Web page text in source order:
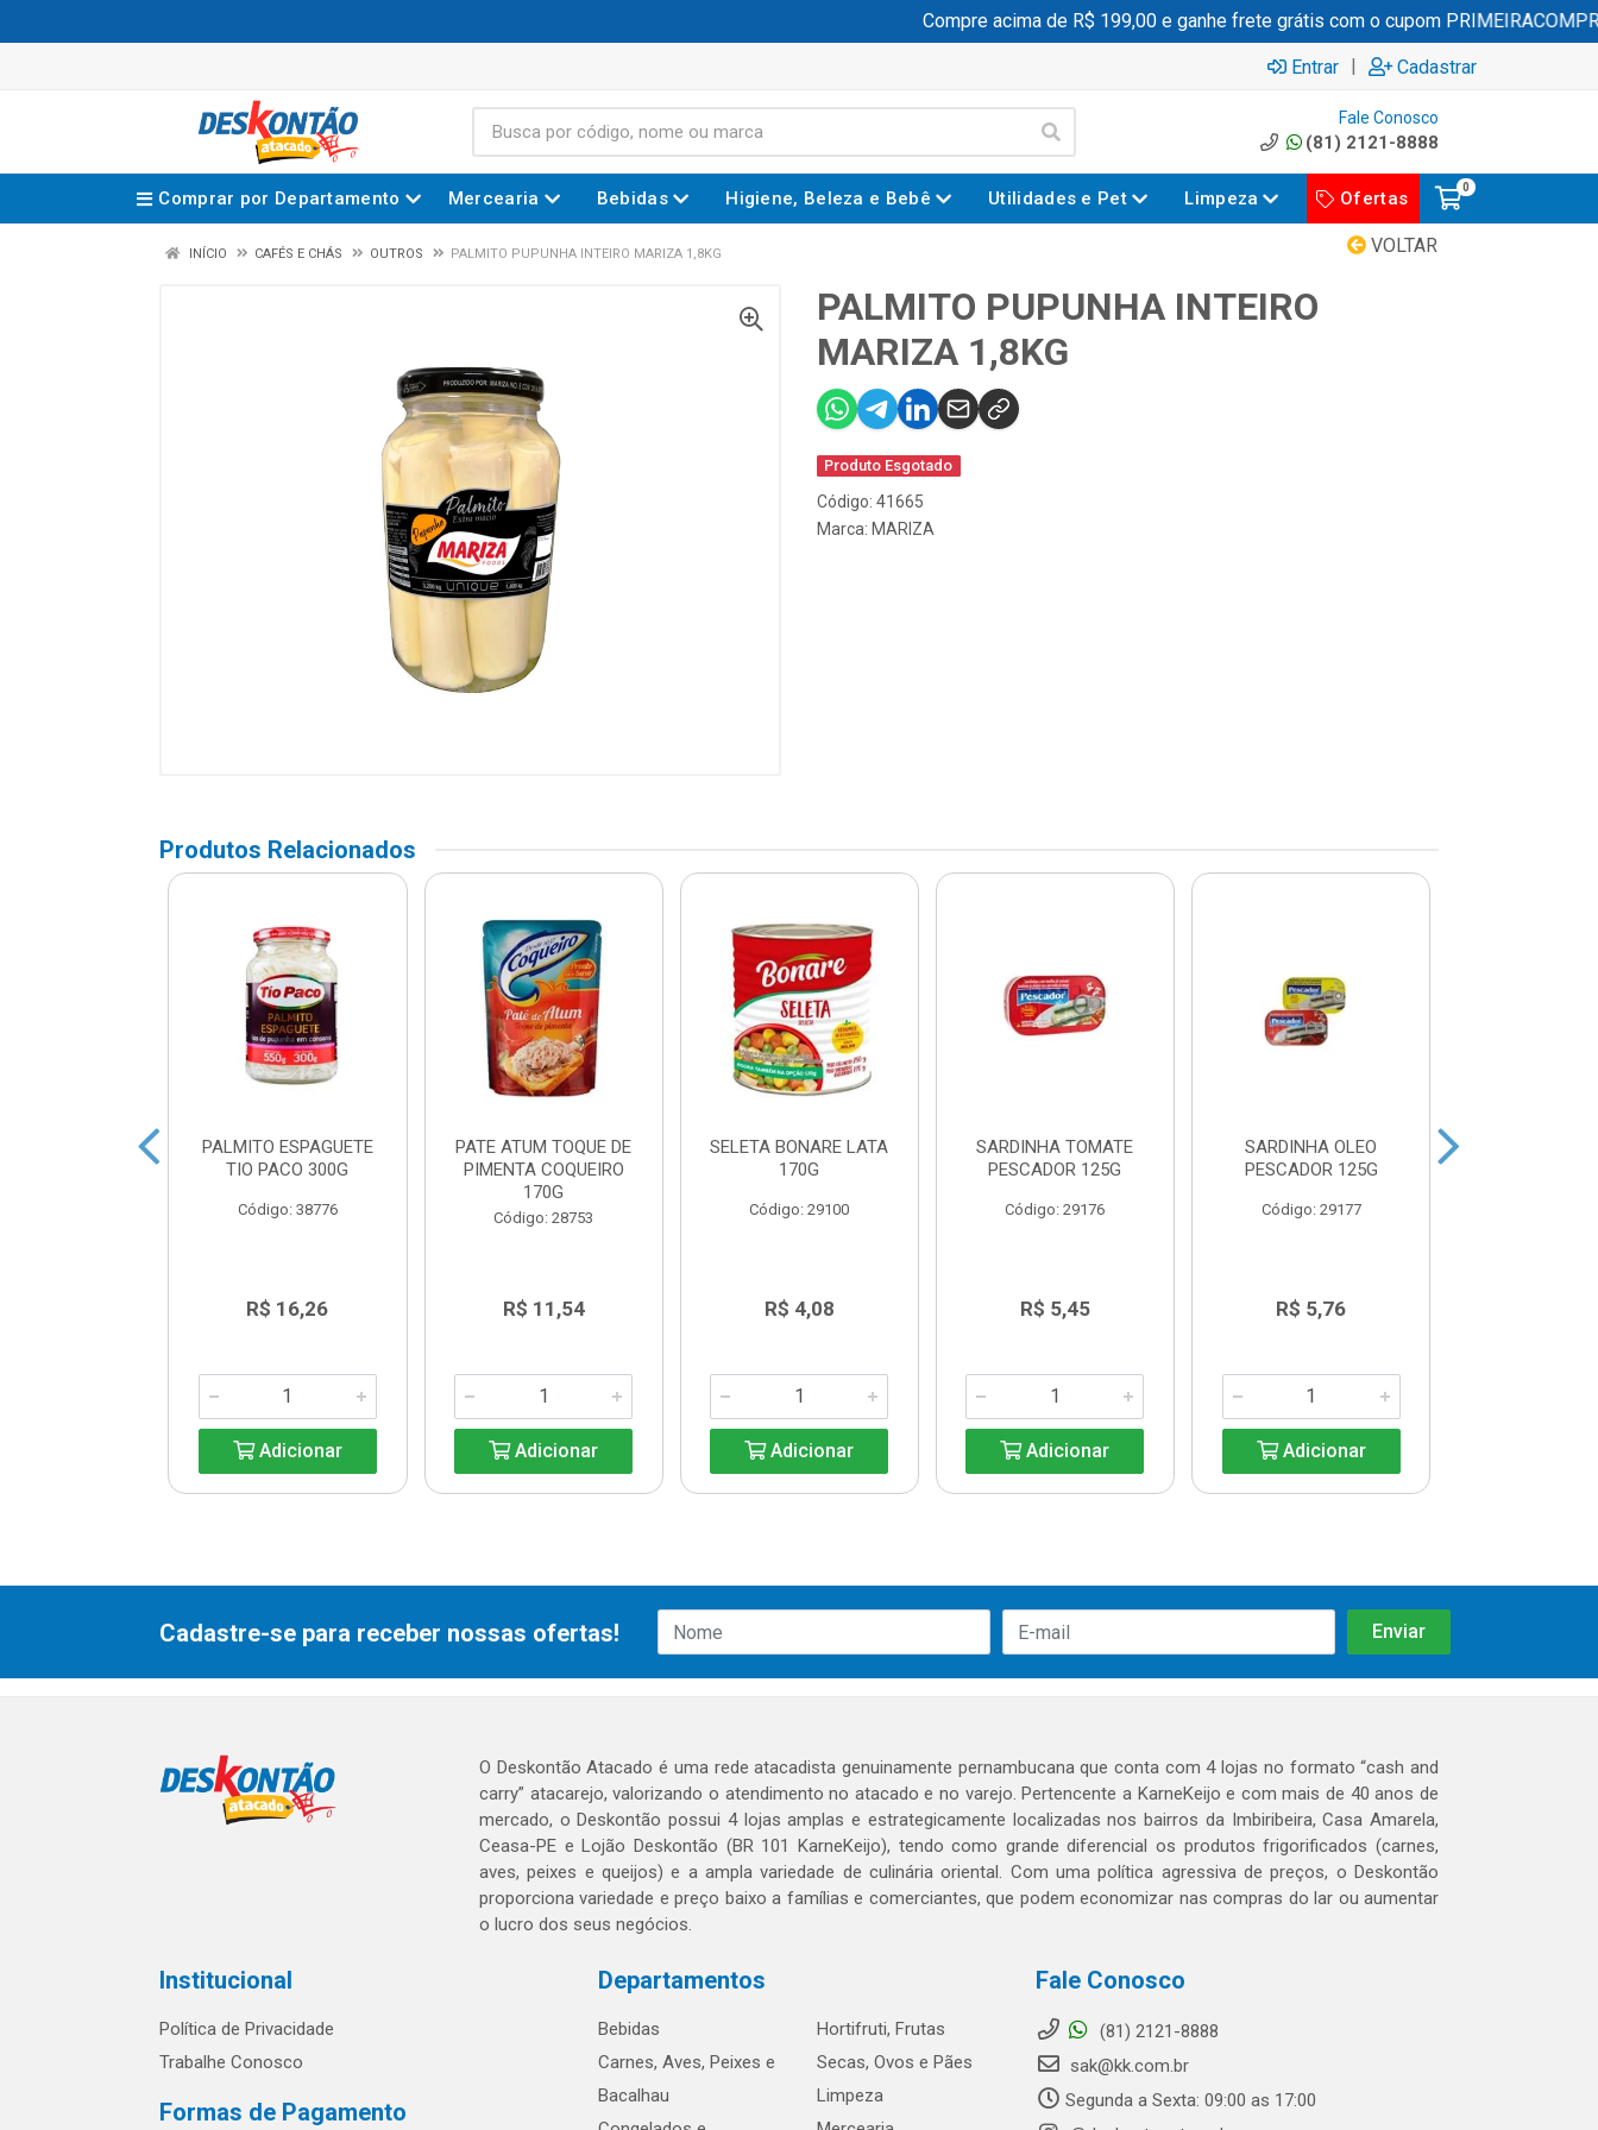
Compre acima de R$ 199,00 e ganhe frete grátis com o cupom PRIMEIRACOMPRA
Entrar | Cadastrar
Fale Conosco
(81) 2121-8888
Comprar por Departamento Mercearia Bebidas Higiene, Beleza e Bebê Utilidades e Pet Limpeza Ofertas
0
VOLTAR
INÍCIO CAFÉS E CHÁS OUTROS PALMITO PUPUNHA INTEIRO MARIZA 1,8KG
PALMITO PUPUNHA INTEIRO
MARIZA 1,8KG
Produto Esgotado
Código: 41665
Marca: MARIZA
Produtos Relacionados
PALMITO ESPAGUETE
TIO PACO 300G
Código: 38776
R$ 16,26
Adicionar
PATE ATUM TOQUE DE
PIMENTA COQUEIRO
170G
Código: 28753
R$ 11,54
Adicionar
SELETA BONARE LATA
170G
Código: 29100
R$ 4,08
Adicionar
SARDINHA TOMATE
PESCADOR 125G
Código: 29176
R$ 5,45
Adicionar
SARDINHA OLEO
PESCADOR 125G
Código: 29177
R$ 5,76
Adicionar
Cadastre-se para receber nossas ofertas!
O Deskontão Atacado é uma rede atacadista genuinamente pernambucana que conta com 4 lojas no formato “cash and
carry” atacarejo, valorizando o atendimento no atacado e no varejo. Pertencente a KarneKeijo e com mais de 40 anos de
mercado, o Deskontão possui 4 lojas amplas e estrategicamente localizadas nos bairros da Imbiribeira, Casa Amarela,
Ceasa-PE e Lojão Deskontão (BR 101 KarneKeijo), tendo como grande diferencial os produtos frigorificados (carnes,
aves, peixes e queijos) e a ampla variedade de culinária oriental. Com uma política agressiva de preços, o Deskontão
proporciona variedade e preço baixo a famílias e comerciantes, que podem economizar nas compras do lar ou aumentar
o lucro dos seus negócios.
Institucional
Política de Privacidade
Trabalhe Conosco
Formas de Pagamento
Departamentos
Bebidas
Carnes, Aves, Peixes e
Bacalhau
Hortifruti, Frutas
Secas, Ovos e Pães
Limpeza
Fale Conosco
(81) 2121-8888
sak@kk.com.br
Segunda a Sexta: 09:00 as 17:00